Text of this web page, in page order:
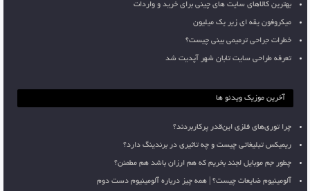
بهترین کالاهای سایت های چینی برای خرید و واردات
میکروفون یقه ای زیر یک میلیون
خطرات جراحی ترمیمی بینی چیست؟
تعرفه طراحی سایت تابان شهر آپدیت شد
آخرین موزیک ویدئو ها
چرا توری‌های فلزی این‌قدر پرکاربردند؟
ریمیکس تبلیغاتی چیست و چه تاثیری در برندینگ دارد؟
چطور جم موبایل لجند بخریم که هم ارزان باشد هم مطمئن؟
آلومینیوم ضایعات چیست؟ | همه چیز درباره آلومینیوم دست دوم